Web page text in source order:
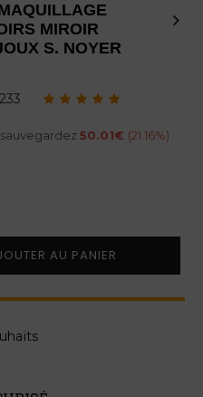
MIROIR
S. NOYER
50.01€ (21.16%)
AU PANIER